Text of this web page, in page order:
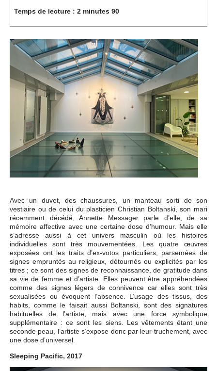
Temps de lecture : 2 minutes 90
Avec un duvet, des chaussures, un manteau sorti de son
vestiaire ou de celui du plasticien Christian Boltanski, son mari
récemment décédé, Annette Messager parle d’elle, de sa
mémoire affective avec une certaine dose d’humour. Mais elle
s’adresse aussi à cet univers masculin où les histoires
individuelles sont très mouvementées. Les quatre œuvres
exposées ont les traits d’ex-votos particuliers, parsemées de
signes empruntés au religieux, détournés ou explicités par les
titres ; ce sont des signes de reconnaissance, de gratitude dans
sa vie de femme et d’artiste. Elles peuvent être appréhendées
comme des signes légers de connivence car elles sont très
sexualisées ou évoquent l’absence. L’usage des tissus, des
habits, comme le faisait aussi Boltanski, sont des signatures
habituelles de l’artiste, mais avec une force symbolique
supplémentaire : ce sont les siens. Les vêtements étant une
seconde peau, l’artiste s’expose donc par leur truchement, avec
une dose d’universel.
Sleeping Pacific, 2017